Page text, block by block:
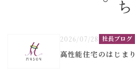
。
2026/07/28 社長ブログ
高性能住宅のはじまり